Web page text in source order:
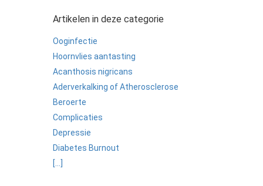
Artikelen in deze categorie
Ooginfectie
Hoornvlies aantasting
Acanthosis nigricans
Aderverkalking of Atherosclerose
Beroerte
Complicaties
Depressie
Diabetes Burnout
[...]